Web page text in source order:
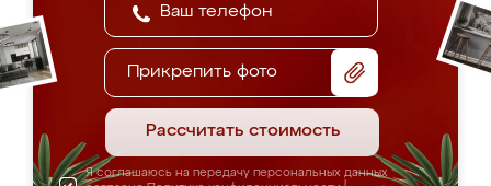
Прикрепить фото
Рассчитать стоимость
Я соглашаюсь на передачу персональных данных